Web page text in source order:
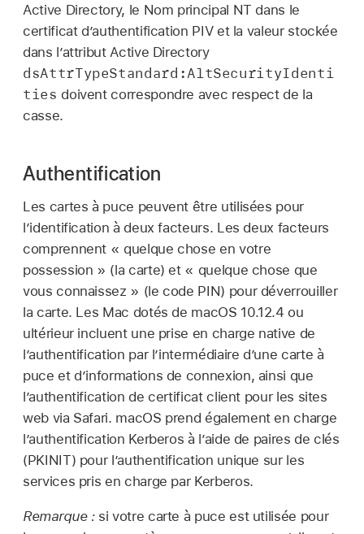
Active Directory, le Nom principal NT dans le
certificat d’authentification PIV et la valeur stockée
dans l’attribut Active Directory
dsAttrTypeStandard:AltSecurityIdenti
ties doivent correspondre avec respect de la
casse.
Authentification
Les cartes à puce peuvent être utilisées pour
l’identification à deux facteurs. Les deux facteurs
comprennent « quelque chose en votre
possession » (la carte) et « quelque chose que
vous connaissez » (le code PIN) pour déverrouiller
la carte. Les Mac dotés de macOS 10.12.4 ou
ultérieur incluent une prise en charge native de
l’authentification par l’intermédiaire d’une carte à
puce et d’informations de connexion, ainsi que
l’authentification de certificat client pour les sites
web via Safari. macOS prend également en charge
l’authentification Kerberos à l’aide de paires de clés
(PKINIT) pour l’authentification unique sur les
services pris en charge par Kerberos.
Remarque : si votre carte à puce est utilisée pour